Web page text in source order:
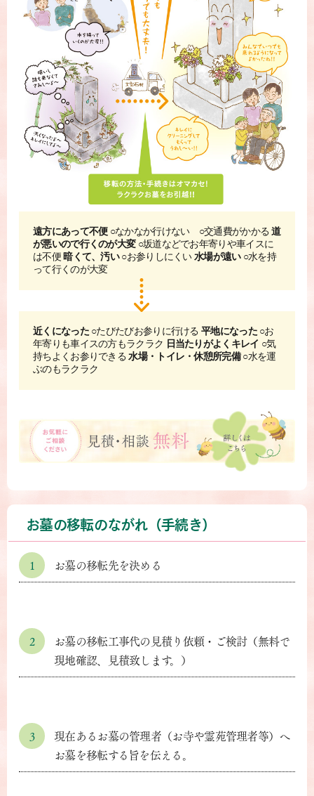
遠方にあって不便○なかなか行けない ○交通費がかかる道
が悪いので行くのが大変○坂道などでお年寄りや車イスに
は不便 暗くて、汚い○お参りしにくい水場が遠い○水を持
って行くのが大変
近くになった○たびたびお参りに行ける平地になった○お
年寄りも車イスの方もラクラク 日当たりがよくキレイ ○気
持ちよくお参りできる水場・トイレ・休憩所完備○水を運
ぶのもラクラク
お墓の移転のながれ（手続き）
1 お墓の移転先を決める
2
お墓の移転工事代の見積り依頼・ご検討（無料で
現地確認、見積致します。）
3
現在あるお墓の管理者（お寺や霊苑管理者等）へ
お墓を移転する旨を伝える。